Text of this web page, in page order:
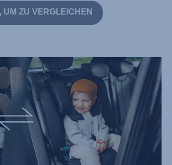
UM ZU VERGLEICHEN